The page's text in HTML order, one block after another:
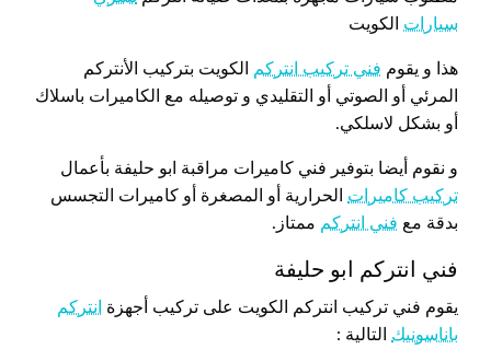
سيارات الكويت
هذا و يقوم فني تركيب انتركم
الكويت بتركيب الأنتركم
المرئي أو الصوتي أو التقليدي و توصيله مع الكاميرات باسلاك
أو بشكل لاسلكي.
و نقوم أيضا بتوفير فني كاميرات مراقبة ابو حليفة بأعمال
تركيب كاميرات الحرارية أو المصغرة أو كاميرات التجسس
بدقة مع فني انتركم ممتاز.
فني انتركم ابو حليفة
يقوم فني تركيب انتركم الكويت على تركيب أجهزة
انتركم
باناسونيك التالية :